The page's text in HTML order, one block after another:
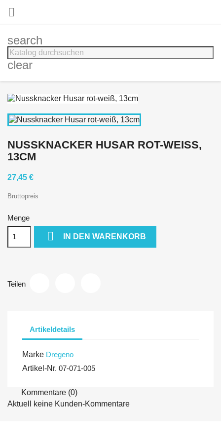

search
clear
NUSSKNACKER HUSAR ROT-WEISS, 1
3CM
27,45 €
Bruttopreis
Menge
 IN DEN WARENKORB
Teilen
Artikeldetails
Marke Dregeno
Artikel-Nr. 07-071-005
Kommentare (0)
Aktuell keine Kunden-Kommentare